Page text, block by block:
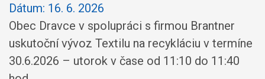
Dátum: 16. 6. 2026
Obec Dravce v spolupráci s firmou Brantner
uskutoční vývoz Textilu na recykláciu v termíne
30.6.2026 – utorok v čase od 11:10 do 11:40